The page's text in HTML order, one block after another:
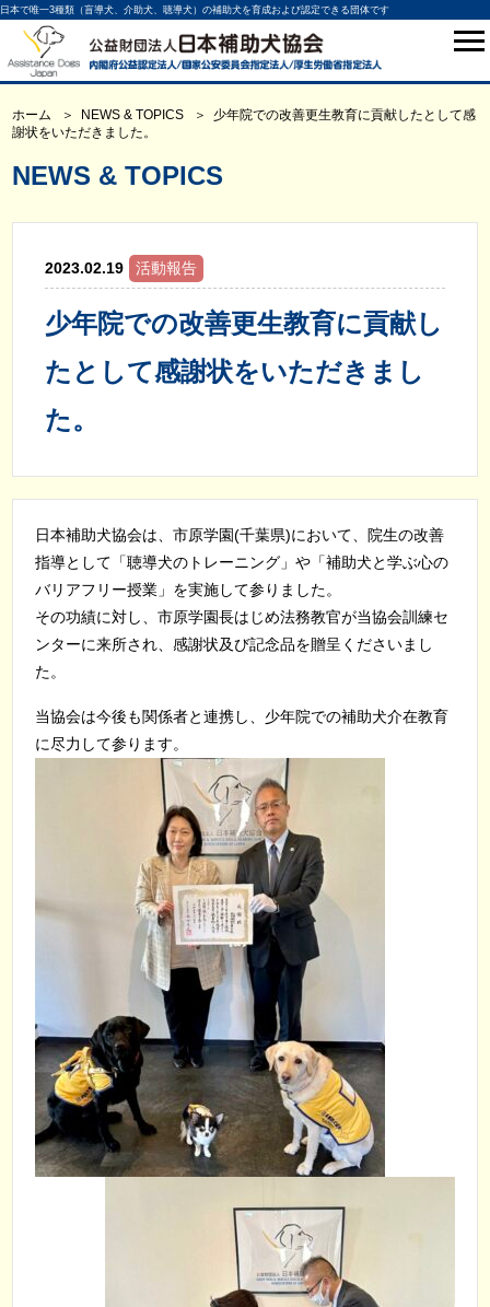
日本で唯一3種類（盲導犬、介助犬、聴導犬）の補助犬を育成および認定できる団体です
ホーム NEWS & TOPICS
少年院での改善更生教育に貢献したとして感
謝状をいただきました。
NEWS & TOPICS
2023.02.19 活動報告
少年院での改善更生教育に貢献し
たとして感謝状をいただきまし
た。
日本補助犬協会は、市原学園(千葉県)において、院生の改善
指導として「聴導犬のトレーニング」や「補助犬と学ぶ心の
バリアフリー授業」を実施して参りました。
その功績に対し、市原学園長はじめ法務教官が当協会訓練セ
ンターに来所され、感謝状及び記念品を贈呈くださいまし
た。
当協会は今後も関係者と連携し、少年院での補助犬介在教育
に尽力して参ります。